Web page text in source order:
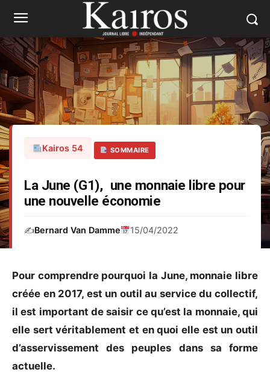
Kairos 54 SOMMAIRE
La June (G1), une monnaie libre pour
une nouvelle économie
✍️Bernard Van Damme 15/04/2022
Pour comprendre pourquoi la June, monnaie libre
créée en 2017, est un outil au service du collectif,
il est important de saisir ce qu’est la monnaie, qui
elle sert véritablement et en quoi elle est un outil
d’asservissement des peuples dans sa forme
actuelle.